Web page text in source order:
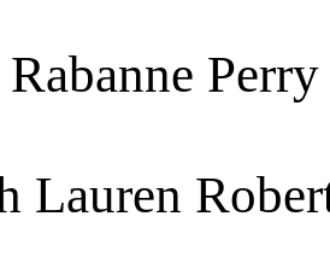
Rabanne
Lauren